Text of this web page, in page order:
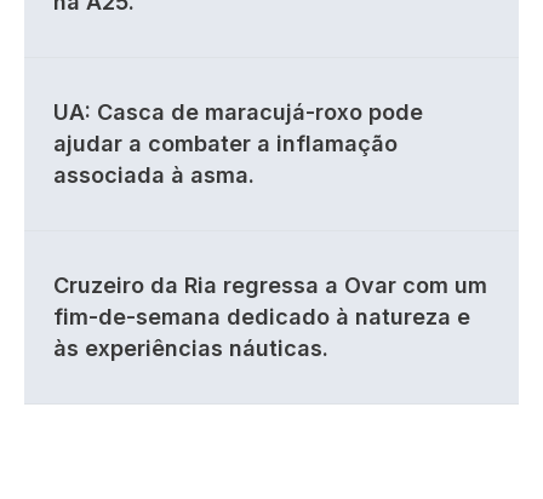
UA: Casca de maracujá-roxo pode
ajudar a combater a inflamação
associada à asma.
Cruzeiro da Ria regressa a Ovar com um
fim-de-semana dedicado à natureza e
às experiências náuticas.